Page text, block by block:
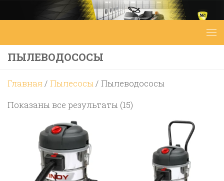
Перейти к содержимому
ПЫЛЕВОДОСОСЫ
Главная/ Пылесосы/ Пылеводососы
Показаны все результаты (15)
возрастанию